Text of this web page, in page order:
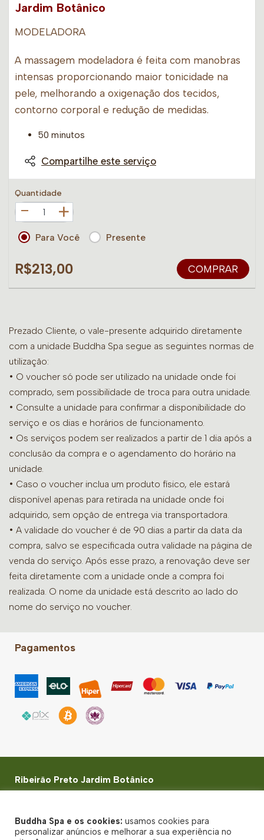
Jardim Botânico
MODELADORA
A massagem modeladora é feita com manobras
intensas proporcionando maior tonicidade na
pele, melhorando a oxigenação dos tecidos,
contorno corporal e redução de medidas.
50 minutos
Compartilhe este serviço
Quantidade
+
Para Você Presente
R$213,00 COMPRAR
Prezado Cliente, o vale-presente adquirido diretamente
com a unidade Buddha Spa segue as seguintes normas de
utilização:
• O voucher só pode ser utilizado na unidade onde foi
comprado, sem possibilidade de troca para outra unidade.
• Consulte a unidade para confirmar a disponibilidade do
serviço e os dias e horários de funcionamento.
• Os serviços podem ser realizados a partir de 1 dia após a
conclusão da compra e o agendamento do horário na
unidade.
• Caso o voucher inclua um produto físico, ele estará
disponível apenas para retirada na unidade onde foi
adquirido, sem opção de entrega via transportadora.
• A validade do voucher é de 90 dias a partir da data da
compra, salvo se especificada outra validade na página de
venda do serviço. Após esse prazo, a renovação deve ser
feita diretamente com a unidade onde a compra foi
realizada. O nome da unidade está descrito ao lado do
nome do serviço no voucher.
Pagamentos
Ribeirão Preto Jardim Botânico
© Buddha Spa 2026 - Todos direitos reservados
Buddha Spa e os cookies: usamos cookies para
personalizar anúncios e melhorar a sua experiência no